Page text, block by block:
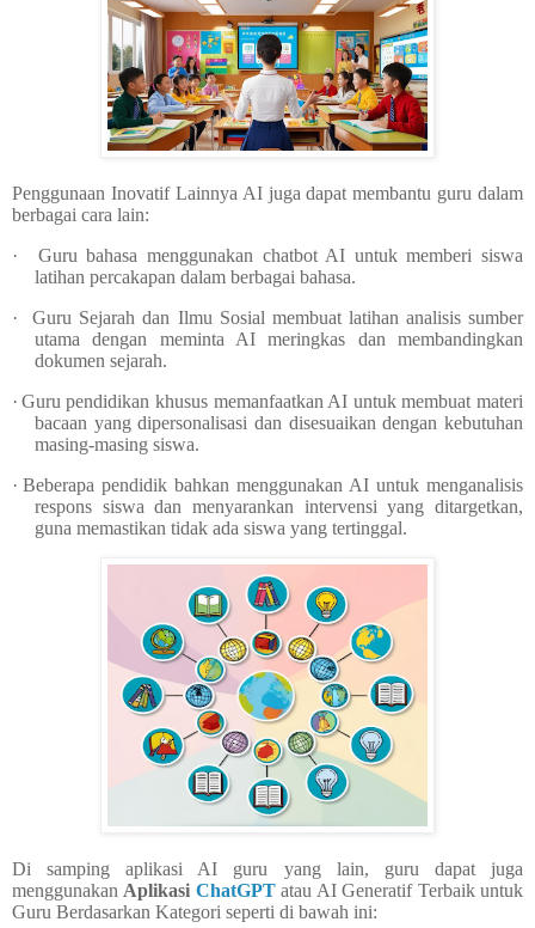
Penggunaan Inovatif Lainnya AI juga dapat membantu guru dalam
berbagai cara lain:
·
Guru bahasa menggunakan chatbot AI untuk memberi siswa
latihan percakapan dalam berbagai bahasa.
·
Guru Sejarah dan Ilmu Sosial membuat latihan analisis sumber
utama dengan meminta AI meringkas dan membandingkan
dokumen sejarah.
· Guru pendidikan khusus memanfaatkan AI untuk membuat materi
bacaan yang dipersonalisasi dan disesuaikan dengan kebutuhan
masing-masing siswa.
· Beberapa pendidik bahkan menggunakan AI untuk menganalisis
respons siswa dan menyarankan intervensi yang ditargetkan,
guna memastikan tidak ada siswa yang tertinggal.
Di samping aplikasi AI guru yang lain, guru dapat juga
menggunakan Aplikasi ChatGPTatau AI Generatif Terbaik untuk
Guru Berdasarkan Kategori seperti di bawah ini: